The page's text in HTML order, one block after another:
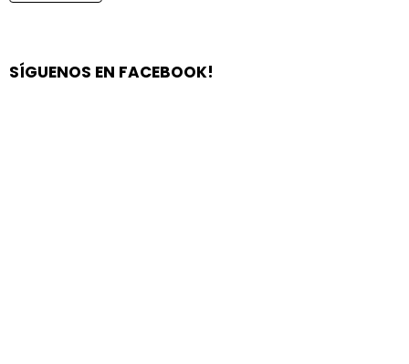
SÍGUENOS EN FACEBOOK!